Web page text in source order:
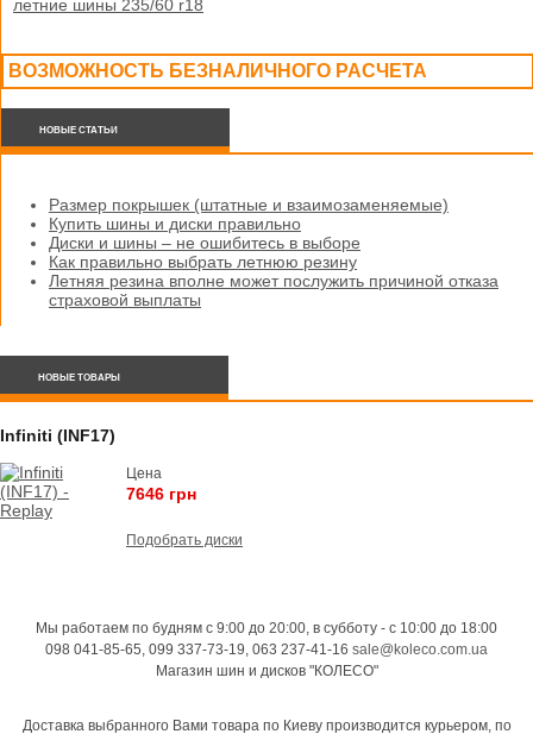
летние шины 235/60 r18
ВОЗМОЖНОСТЬ БЕЗНАЛИЧНОГО РАСЧЕТА
НОВЫЕ СТАТЬИ
Размер покрышек (штатные и взаимозаменяемые)
Купить шины и диски правильно
Диски и шины – не ошибитесь в выборе
Как правильно выбрать летнюю резину
Летняя резина вполне может послужить причиной отказа
страховой выплаты
НОВЫЕ ТОВАРЫ
Infiniti (INF17)
Цена
7646 грн
Подобрать диски
Мы работаем по будням с 9:00 до 20:00, в субботу - с 10:00 до 18:00
098 041-85-65, 099 337-73-19, 063 237-41-16 sale@koleco.com.ua
Магазин шин и дисков "КОЛЕСО"
Доставка выбранного Вами товара по Киеву производится курьером, по